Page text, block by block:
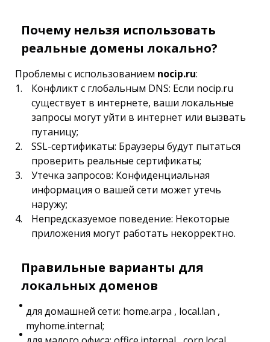
Почему нельзя использовать
реальные домены локально?
Проблемы с использованием nocip.ru:
Конфликт с глобальным DNS: Если nocip.ru
существует в интернете, ваши локальные
запросы могут уйти в интернет или вызвать
путаницу;
SSL-сертификаты: Браузеры будут пытаться
проверить реальные сертификаты;
Утечка запросов: Конфиденциальная
информация о вашей сети может утечь
наружу;
Непредсказуемое поведение: Некоторые
приложения могут работать некорректно.
Правильные варианты для
локальных доменов
для домашней сети: home.arpa , local.lan ,
myhome.internal;